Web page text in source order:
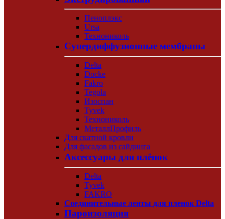
Пеноплэкс
Ursa
Технониколь
Супердиффузионные мембраны
Delta
Docke
Fakro
Tegola
Изоспан
Tyvek
Технониколь
МеталлПрофиль
Для скатной кровли
Для фасадов из сайдинга
Аксессуары для плёнок
Delta
Tyvek
FAKRO
Соединительные ленты для пленок Delta
Пароизоляция